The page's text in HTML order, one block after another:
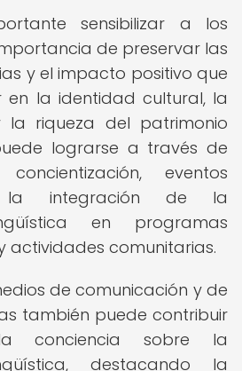
sensibilizar a los
de preservar las
y el impacto positivo que
en la identidad cultural, la
la riqueza del patrimonio
lograrse a través de
eventos
la integración de la
en programas
actividades comunitarias.
de comunicación y de
también puede contribuir
conciencia sobre la
destacando la